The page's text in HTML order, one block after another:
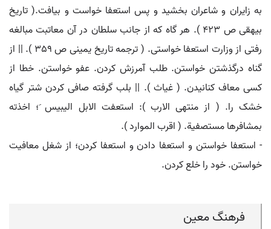
به زایران و شاعران بخشید و پس استعفا خواست و بیافت.( تاریخ
بیهقی ص 423 ). هر گاه که از جانب سلطان در آن معاتبت مبالغه
رفتی از وزارت استعفا خواستی. ( ترجمه تاریخ یمینی ص 359 ). || از
گناه درگذشتن خواستن. طلب آمرزش کردن. عفو خواستن. خطا از
کسی معاف کنانیدن. ( غیاث ). || بلب گرفته صافی کردن شتر گیاه
خشک را. ( از منتهی الارب ): استعفت الابل الیبیس َ؛ اخذته
بمشافرها مستصفیة. ( اقرب الموارد ).
- استعفا خواستن و استعفا دادن و استعفا کردن؛ از شغل معافیت
خواستن. خود را خلع کردن.
فرهنگ معین